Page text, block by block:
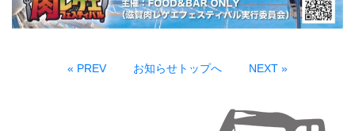
« PREV お知らせトップへ NEXT »